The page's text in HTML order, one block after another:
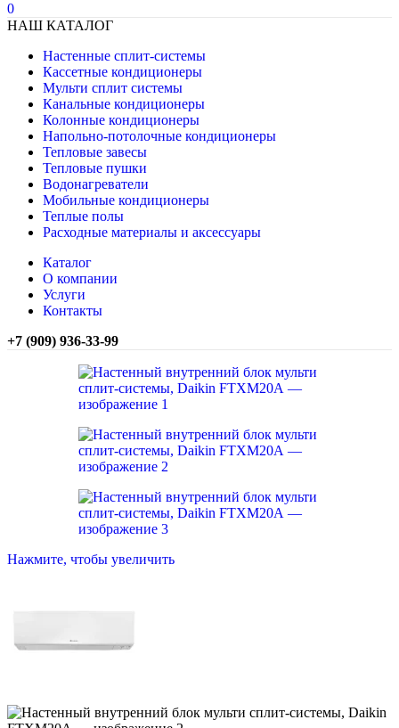
0
НАШ КАТАЛОГ
Настенные сплит-системы
Кассетные кондиционеры
Мульти сплит системы
Канальные кондиционеры
Колонные кондиционеры
Напольно-потолочные кондиционеры
Тепловые завесы
Тепловые пушки
Водонагреватели
Мобильные кондиционеры
Теплые полы
Расходные материалы и аксессуары
Каталог
О компании
Услуги
Контакты
+7 (909) 936-33-99
Нажмите, чтобы увеличить